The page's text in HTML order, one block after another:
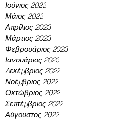
Ιούνιος 2023
Μάιος 2023
Απρίλιος 2023
Μάρτιος 2023
Φεβρουάριος 2023
Ιανουάριος 2023
Δεκέμβριος 2022
Νοέμβριος 2022
Οκτώβριος 2022
Σεπτέμβριος 2022
Αύγουστος 2022